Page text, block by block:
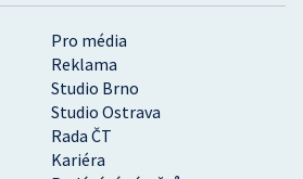
Pro média
Reklama
Studio Brno
Studio Ostrava
Rada ČT
Kariéra